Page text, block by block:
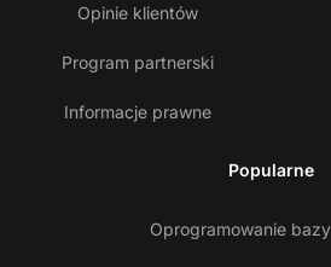
Opinie klientów
Program partnerski
Informacje prawne
Popularne
Oprogramowanie